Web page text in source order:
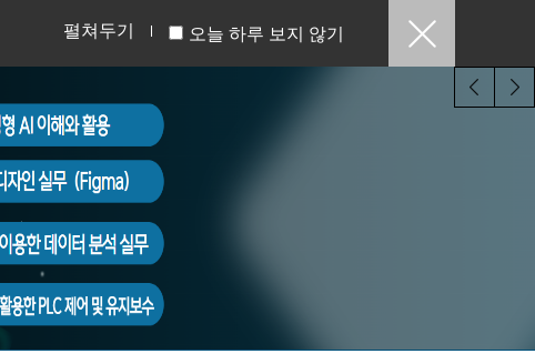
펼쳐두기 오늘 하루 보지 않기